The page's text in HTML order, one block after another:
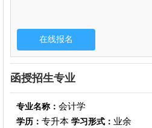
函授招生专业
专业名称： 会计学
学历： 专升本 学习形式： 业余